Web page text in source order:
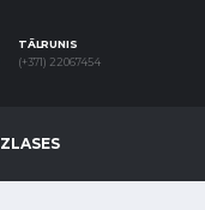
TĀLRUNIS
(+371) 22067454